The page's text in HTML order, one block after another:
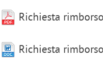
Richiesta rimborso
Richiesta rimborso